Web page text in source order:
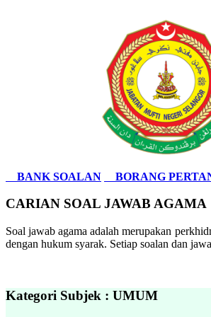
BANK SOALAN BORANG
CARIAN SOAL JAWAB AGAMA
Soal jawab agama adalah merupakan
dengan hukum syarak. Setiap soalan dan
Kategori Subjek : UMUM